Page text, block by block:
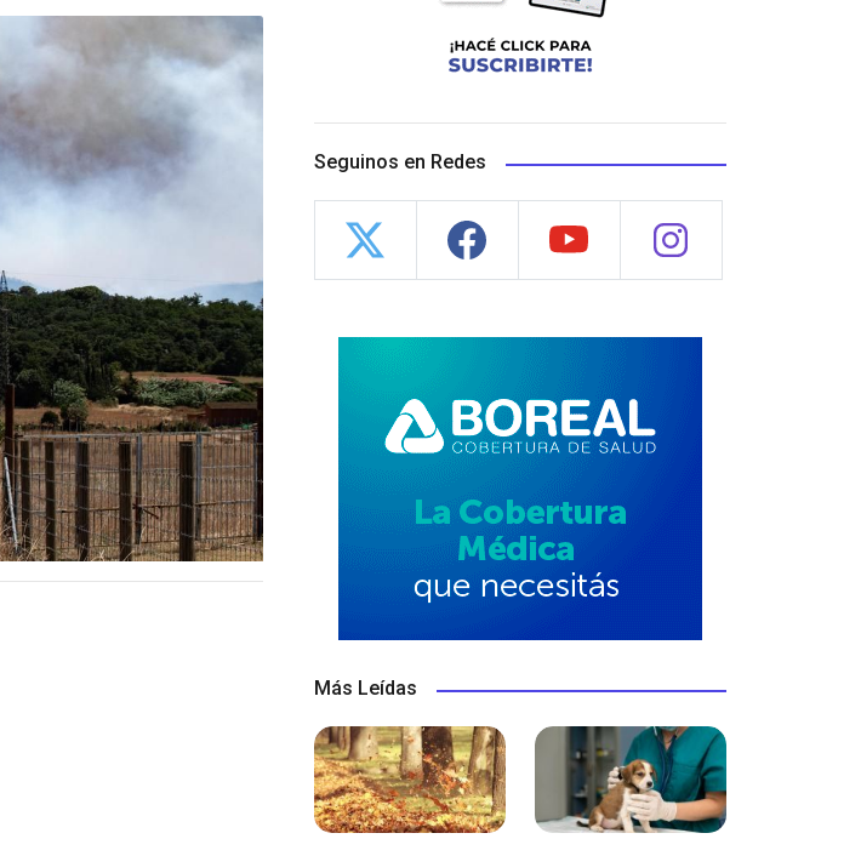
Seguinos en Redes
Más Leídas